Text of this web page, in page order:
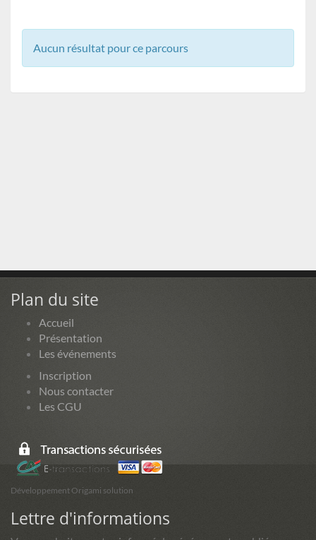
Aucun résultat pour ce parcours
Plan du site
Accueil
Présentation
Les événements
Inscription
Nous contacter
Les CGU
Développement Origami solution
Lettre d'informations